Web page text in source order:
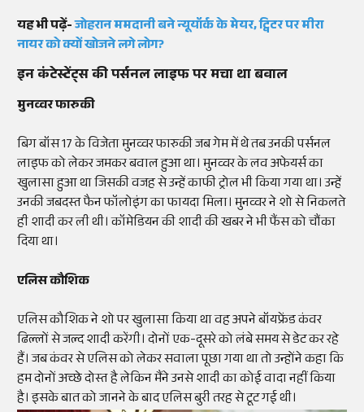
यह भी पढ़ें-जोहरानममदानीबनेन्यूयॉर्ककेमेयर,ट्विटरपर मीरा
नायरको क्यों खोजने लगे लोग?
इन कंटेस्टेंट्स की पर्सनल लाइफ पर मचा था बवाल
मुनव्वर फारुकी
बिग बॉस 17 के विजेता मुनव्वर फारुकी जब गेम में थे तब उनकी पर्सनल
लाइफ को लेकर जमकर बवाल हुआ था। मुनव्वर के लव अफेयर्स का
खुलासा हुआ था जिसकी वजह से उन्हें काफी ट्रोल भी किया गया था। उन्हें
उनकी जबदस्त फैन फॉलोइंग का फायदा मिला। मुनव्वर ने शो से निकलते
ही शादी कर ली थी। कॉमेडियन की शादी की खबर ने भी फैंस को चौंका
दिया था।
एलिस कौशिक
एलिस कौशिक ने शो पर खुलासा किया था वह अपने बॉयफ्रेंड कंवर
ढिल्लों से जल्द शादी करेंगी। दोनों एक-दूसरे को लंबे समय से डेट कर रहे
हैं। जब कंवर से एलिस को लेकर सवाला पूछा गया था तो उन्होंने कहा कि
हम दोनों अच्छे दोस्त है लेकिन मैंने उनसे शादी का कोई वादा नहीं किया
है। इसके बात को जानने के बाद एलिस बुरी तरह से टूट गई थी।